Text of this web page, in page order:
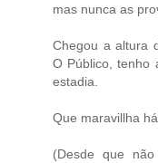
mas nunca as
Chegou a altura
O Público, tenho
estadia.
Que maravillha
(Desde que